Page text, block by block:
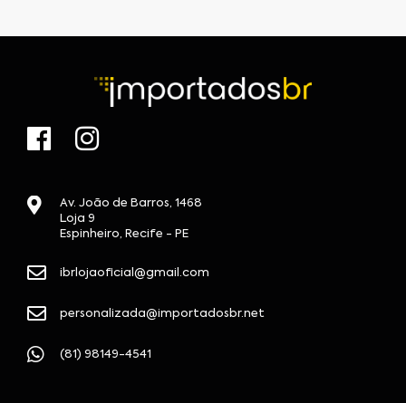
Av. João de Barros, 1468
Loja 9
Espinheiro, Recife - PE
ibrlojaoficial@gmail.com
personalizada@importadosbr.net
(81) 98149-4541